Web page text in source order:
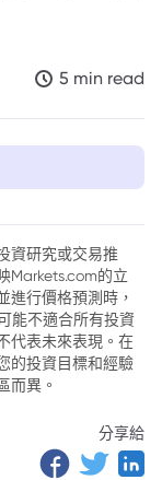
5 min read
資研究或交易推
Markets.com的立
進行價格預測時，
能不適合所有投資
代表未來表現。在
的投資目標和經驗
而異。
分享給